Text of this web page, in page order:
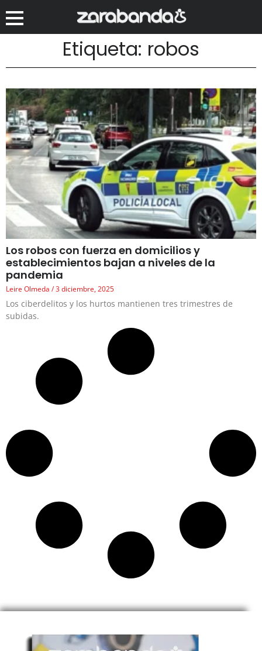
Etiqueta: robos
Los robos con fuerza en domicilios y
establecimientos bajan a niveles de la
pandemia
Leire Olmeda 3 diciembre, 2025
Los ciberdelitos y los hurtos mantienen tres trimestres de
subidas.